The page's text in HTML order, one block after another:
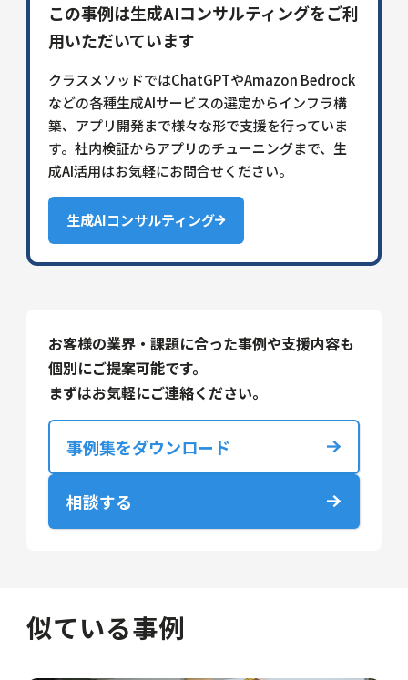
この事例は生成AIコンサルティングをご利
用いただいています
クラスメソッドではChatGPTやAmazon Bedrock
などの各種生成AIサービスの選定からインフラ構
築、アプリ開発まで様々な形で支援を行っていま
す。社内検証からアプリのチューニングまで、生
成AI活用はお気軽にお問合せください。
生成AIコンサルティング
お客様の業界・課題に合った事例や支援内容も
個別にご提案可能です。
まずはお気軽にご連絡ください。
事例集をダウンロード
相談する
似ている事例